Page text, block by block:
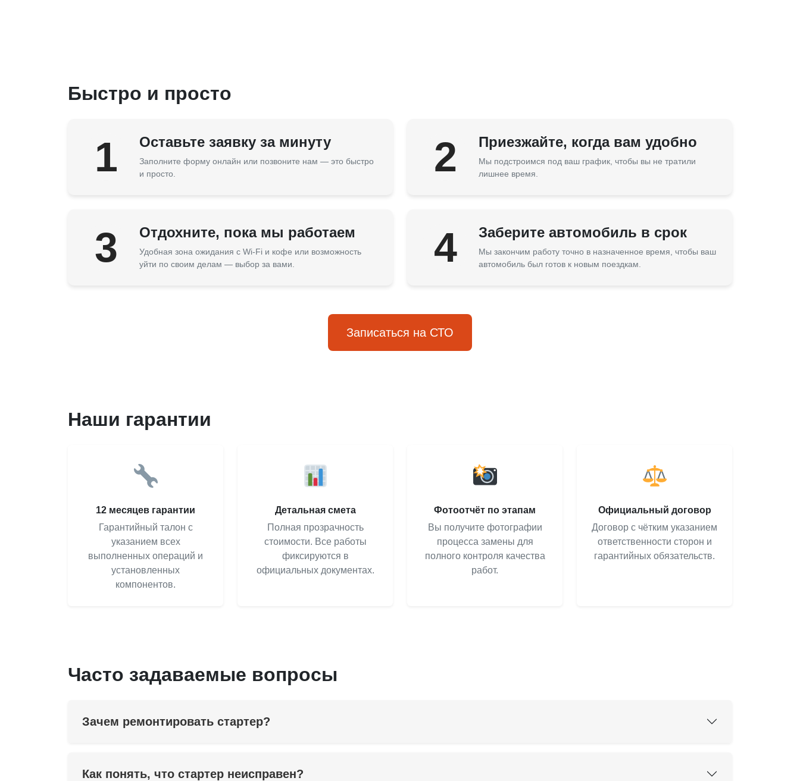
Быстро и просто
1 Оставьте заявку за минуту
Заполните форму онлайн или позвоните нам — это быстро
и просто.
2 Приезжайте, когда вам удобно
Мы подстроимся под ваш график, чтобы вы не тратили
лишнее время.
3 Отдохните, пока мы работаем
Удобная зона ожидания с Wi-Fi и кофе или возможность
уйти по своим делам — выбор за вами.
4 Заберите автомобиль в срок
Мы закончим работу точно в назначенное время, чтобы ваш
автомобиль был готов к новым поездкам.
Записаться на СТО
Наши гарантии
12 месяцев гарантии
Гарантийный талон с
указанием всех
выполненных операций и
установленных
компонентов.
Детальная смета
Полная прозрачность
стоимости. Все работы
фиксируются в
официальных документах.
Фотоотчёт по этапам
Вы получите фотографии
процесса замены для
полного контроля качества
работ.
Официальный договор
Договор с чётким указанием
ответственности сторон и
гарантийных обязательств.
Часто задаваемые вопросы
Зачем ремонтировать стартер?
Как понять, что стартер неисправен?